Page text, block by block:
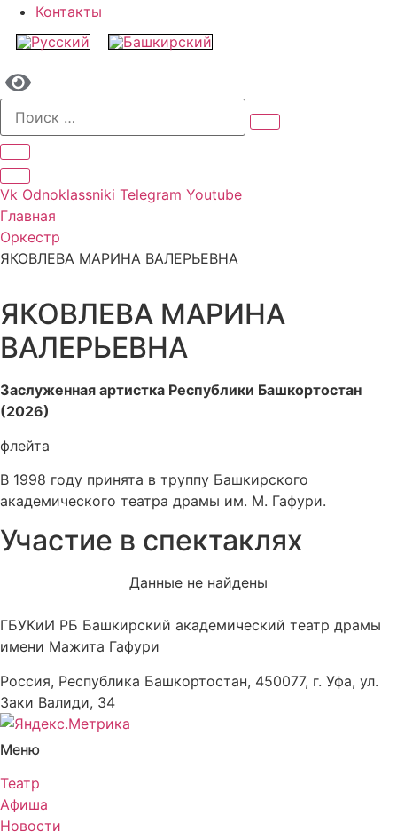
Контакты
Vk Odnoklassniki Telegram Youtube
Главная
Оркестр
ЯКОВЛЕВА МАРИНА ВАЛЕРЬЕВНА
ЯКОВЛЕВА МАРИНА
ВАЛЕРЬЕВНА
Заслуженная артистка Республики Башкортостан
(2026)
флейта
В 1998 году принята в труппу Башкирского
академического театра драмы им. М. Гафури.
Участие в спектаклях
Данные не найдены
ГБУКиИ РБ Башкирский академический театр драмы
имени Мажита Гафури
Россия, Республика Башкортостан, 450077, г. Уфа, ул.
Заки Валиди, 34
Меню
Театр
Афиша
Новости